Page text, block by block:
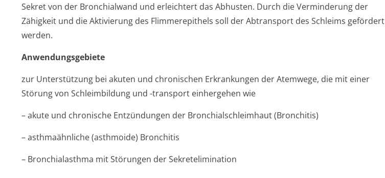
Sekret von der Bronchialwand und erleichtert das Abhusten. Durch die Verminderung der
Zähigkeit und die Aktivierung des Flimmerepithels soll der Abtransport des Schleims gefördert
werden.
Anwendungsgebiete
zur Unterstützung bei akuten und chronischen Erkrankungen der Atemwege, die mit einer
Störung von Schleimbildung und -transport einhergehen wie
– akute und chronische Entzündungen der Bronchialschle­imhaut (Bronchitis)
– asthmaähnliche (asthmoide) Bronchitis
– Bronchialasthma mit Störungen der Sekretelimination